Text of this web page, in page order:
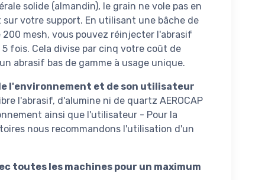
solide (almandin), le grain ne vole pas en
sur votre support. En utilisant une bâche de
mesh, vous pouvez réinjecter l'abrasif
fois. Cela divise par cinq votre coût de
abrasif bas de gamme à usage unique.
l'environnement et de son utilisateur
l'abrasif, d'alumine ni de quartz AEROCAP
ainsi que l'utilisateur - Pour la
nous recommandons l'utilisation d'un
toutes les machines pour un maximum